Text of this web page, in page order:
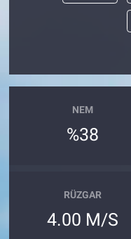
NEM
%38
RÜZGAR
4.00 M/S